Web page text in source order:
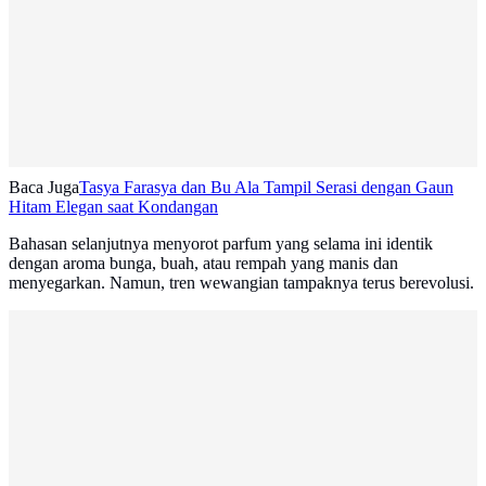
Baca JugaTasya Farasya dan Bu Ala Tampil Serasi dengan Gaun
Hitam Elegan saat Kondangan
Bahasan selanjutnya menyorot parfum yang selama ini identik
dengan aroma bunga, buah, atau rempah yang manis dan
menyegarkan. Namun, tren wewangian tampaknya terus berevolusi.